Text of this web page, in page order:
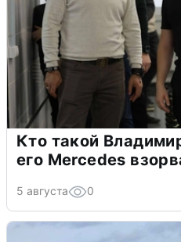
Кто такой
его Mercedes
5 августа 0